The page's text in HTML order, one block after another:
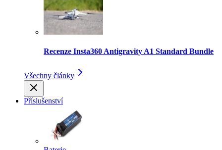
Recenze Insta360 Antigravity A1 Standard Bundle
Všechny články
Příslušenství